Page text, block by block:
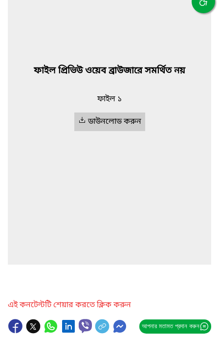
ফাইল প্রিভিউ ওয়েব ব্রাউজারে সমর্থিত নয়
ফাইল ১
ডাউনলোড করুন
এই কনটেন্টটি শেয়ার করতে ক্লিক করুন
আপনার মতামত প্রদান করুন